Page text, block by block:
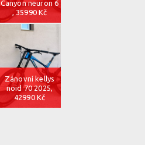
Canyon neuron 6
, 35990 Kč
Zánovní kellys
noid 70 2025,
42990 Kč